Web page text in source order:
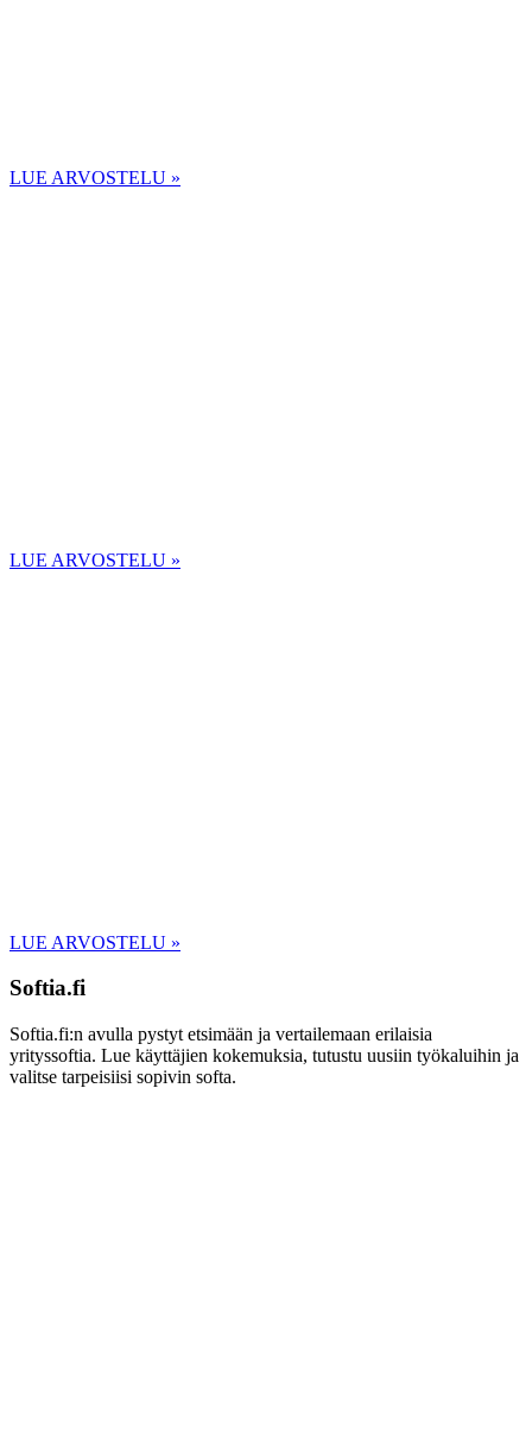
LUE ARVOSTELU »
LUE ARVOSTELU »
LUE ARVOSTELU »
Softia.fi
Softia.fi:n avulla pystyt etsimään ja vertailemaan erilaisia
yrityssoftia. Lue käyttäjien kokemuksia, tutustu uusiin työkaluihin ja
valitse tarpeisiisi sopivin softa.